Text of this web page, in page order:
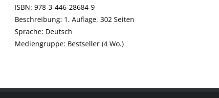
opens in new tab
Diesen Link in neuem Tab öffnen
Suche nach dieser Systematik
Suche nach diesem Interessenskreis
ISBN: 978-3-446-28684-9
Beschreibung: 1. Auflage, 302 Seiten
Suche nach dieser Beteiligten Person
Sprache: Deutsch
Mediengruppe: Bestseller (4 Wo.)